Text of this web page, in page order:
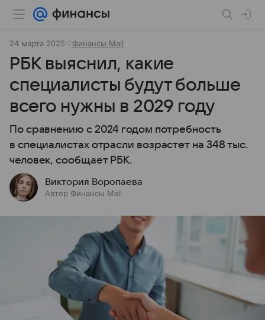
24 марта 2025 Финансы Mail
РБК выяснил, какие
специалисты будут больше
всего нужны в 2029 году
По сравнению с 2024 годом потребность
в специалистах отрасли возрастет на 348 тыс.
человек, сообщает РБК.
Виктория Воропаева
Автор Финансы Mail